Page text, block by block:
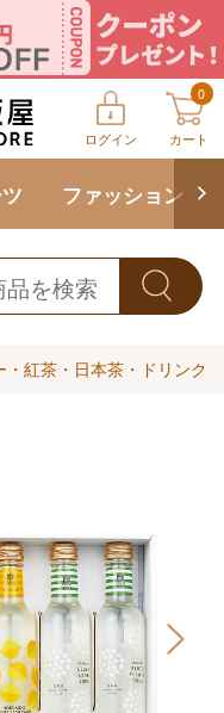
ログイン
0
カート
ファッション
・紅茶・日本茶・ドリンク